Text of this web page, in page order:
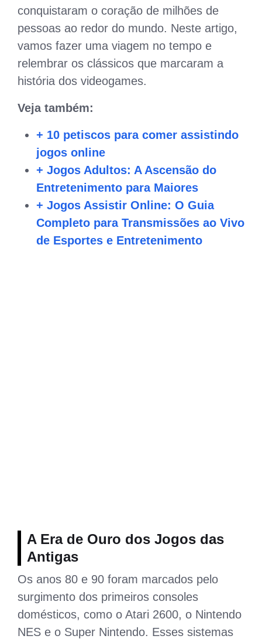
conquistaram o coração de milhões de
pessoas ao redor do mundo. Neste artigo,
vamos fazer uma viagem no tempo e
relembrar os clássicos que marcaram a
história dos videogames.
Veja também:
+ 10 petiscos para comer assistindo
jogos online
+ Jogos Adultos: A Ascensão do
Entretenimento para Maiores
+ Jogos Assistir Online: O Guia
Completo para Transmissões ao Vivo
de Esportes e Entretenimento
A Era de Ouro dos Jogos das
Antigas
Os anos 80 e 90 foram marcados pelo
surgimento dos primeiros consoles
domésticos, como o Atari 2600, o Nintendo
NES e o Super Nintendo. Esses sistemas